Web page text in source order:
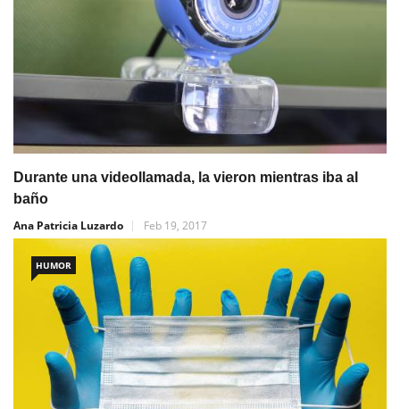
Durante una videollamada, la vieron mientras iba al
baño
Ana Patricia Luzardo
Feb 19, 2017
HUMOR